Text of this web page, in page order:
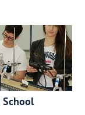
School